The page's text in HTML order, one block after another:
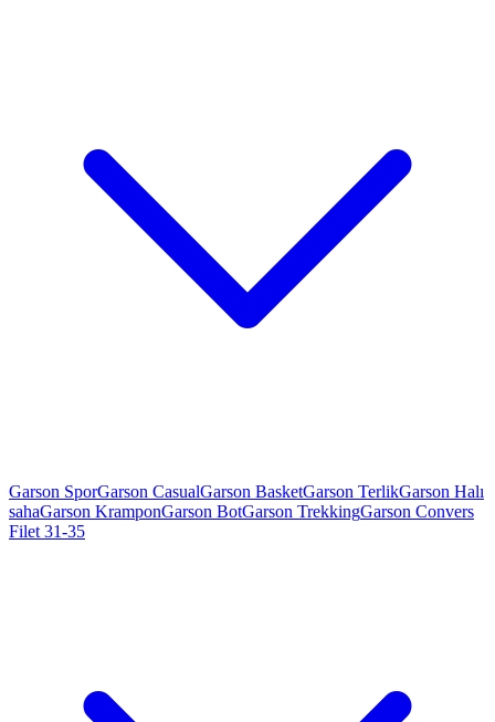
Garson SporGarson CasualGarson BasketGarson TerlikGarson Halı
sahaGarson KramponGarson BotGarson TrekkingGarson Convers
Filet 31-35